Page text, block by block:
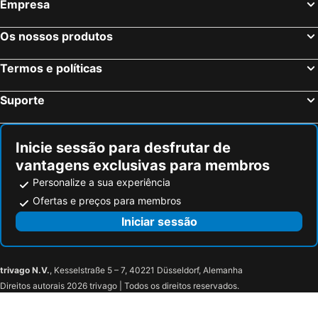
Auszeit Cafè & Hotel
Kreuzerhof Hotel Garni
Empresa
Os nossos produtos
Termos e políticas
Suporte
Inicie sessão para desfrutar de
vantagens exclusivas para membros
Personalize a sua experiência
Ofertas e preços para membros
Iniciar sessão
trivago N.V., Kesselstraße 5 – 7, 40221 Düsseldorf, Alemanha
Direitos autorais 2026 trivago | Todos os direitos reservados.